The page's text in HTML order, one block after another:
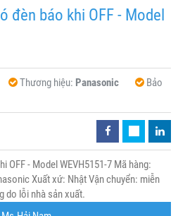
đèn báo khi OFF - Model
Thương hiệu: Panasonic
Bảo
OFF - Model WEVH5151-7 Mã hàng:
Xuất xứ: Nhật Vận chuyển: miễn
do lỗi nhà sản xuất.